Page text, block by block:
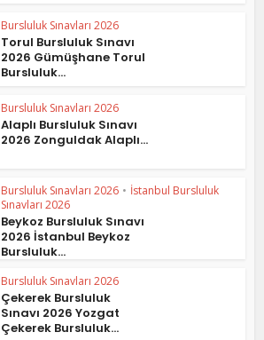
Bursluluk Sınavları 2026
Torul Bursluluk Sınavı
2026 Gümüşhane Torul
Bursluluk...
Bursluluk Sınavları 2026
Alaplı Bursluluk Sınavı
2026 Zonguldak Alaplı...
Bursluluk Sınavları 2026 • İstanbul Bursluluk
Sınavları 2026
Beykoz Bursluluk Sınavı
2026 İstanbul Beykoz
Bursluluk...
Bursluluk Sınavları 2026
Çekerek Bursluluk
Sınavı 2026 Yozgat
Çekerek Bursluluk...